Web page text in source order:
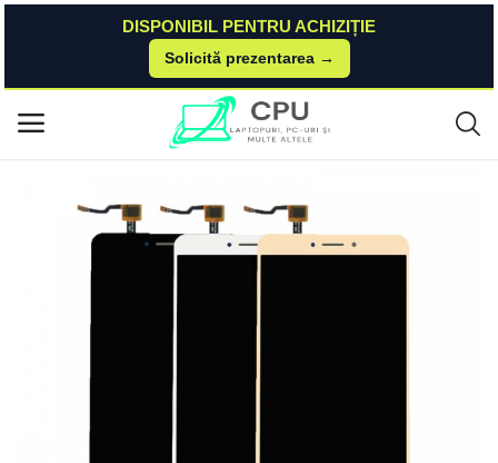
DISPONIBIL PENTRU ACHIZIȚIE
Solicită prezentarea →
Meniu principal
Piese Si Accesorii Telefoane Mobile
Display OGS Original Xiaomi Mi Max (ecran + touchscreen) Xiaomi